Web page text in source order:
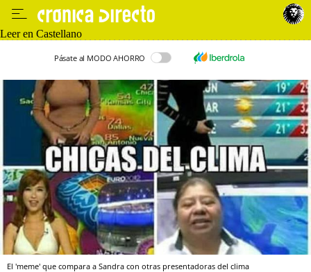
Leer en Castellano
Pásate al MODO AHORRO
El 'meme' que compara a Sandra con otras presentadoras del clima